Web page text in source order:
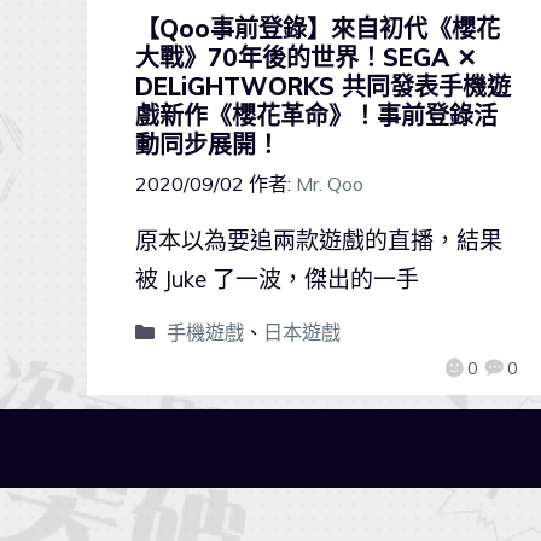
【Qoo事前登錄】來自初代《櫻花
大戰》70年後的世界！SEGA ✕
DELiGHTWORKS 共同發表手機遊
戲新作《櫻花革命》！事前登錄活
動同步展開！
2020/09/02 作者: Mr. Qoo
0 0
原本以為要追兩款遊戲的直播，結果
被 Juke 了一波，傑出的一手
手機遊戲、 日本遊戲